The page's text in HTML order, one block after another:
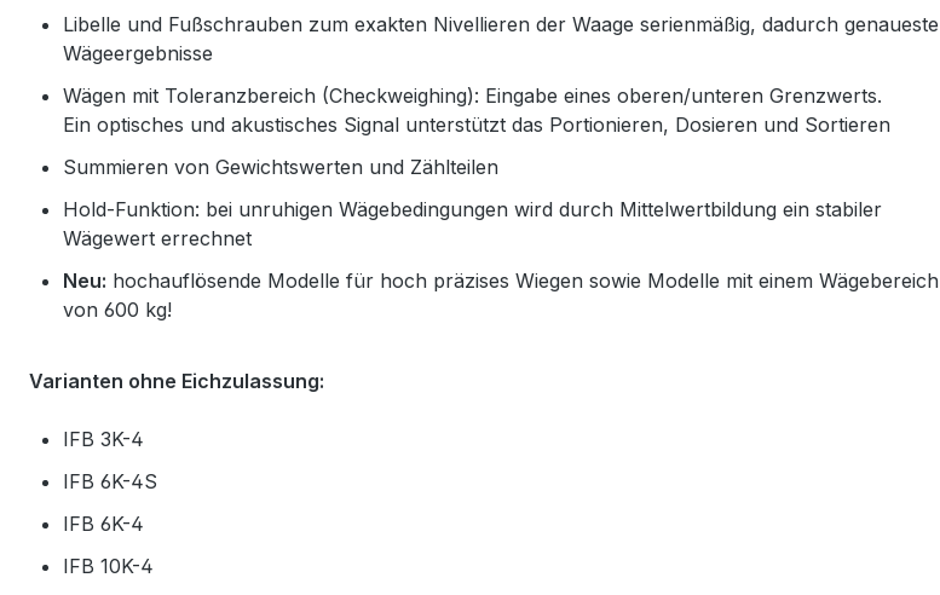
Libelle und Fußschrauben zum exakten Nivellieren der Waage serienmäßig, dadurch genaueste
Wägeergebnisse
Wägen mit Toleranzbereich (Checkweighing): Eingabe eines oberen/unteren Grenzwerts.
Ein optisches und akustisches Signal unterstützt das Portionieren, Dosieren und Sortieren
Summieren von Gewichtswerten und Zählteilen
Hold-Funktion: bei unruhigen Wägebedingungen wird durch Mittelwertbildung ein stabiler
Wägewert errechnet
Neu: hochauflösende Modelle für hoch präzises Wiegen sowie Modelle mit einem Wägebereich
von 600 kg!
Varianten ohne Eichzulassung:
IFB 3K-4
IFB 6K-4S
IFB 6K-4
IFB 10K-4